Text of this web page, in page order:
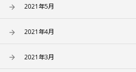
2021年5月
2021年4月
2021年3月